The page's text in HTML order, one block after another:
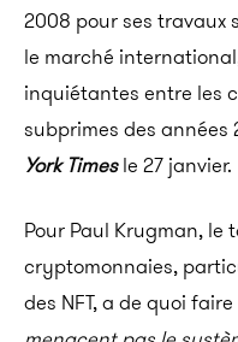
2008 pour ses travaux
le marché
inquiétantes entre les
subprimes des
York Timesle 27 janvier.
Pour Paul Krugman, le
cryptomonnaies,
des NFT, a de quoi faire